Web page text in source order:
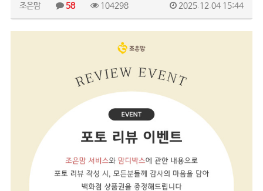
조은맘 58 104298 2025.12.04 15:44